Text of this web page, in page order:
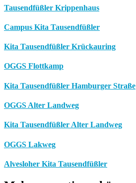
Tausendfüßler Krippenhaus
Campus Kita Tausendfüßler
Kita Tausendfüßler Krückauring
OGGS Flottkamp
Kita Tausendfüßler Hamburger Straße
OGGS Alter Landweg
Kita Tausendfüßler Alter Landweg
OGGS Lakweg
Alvesloher Kita Tausendfüßler